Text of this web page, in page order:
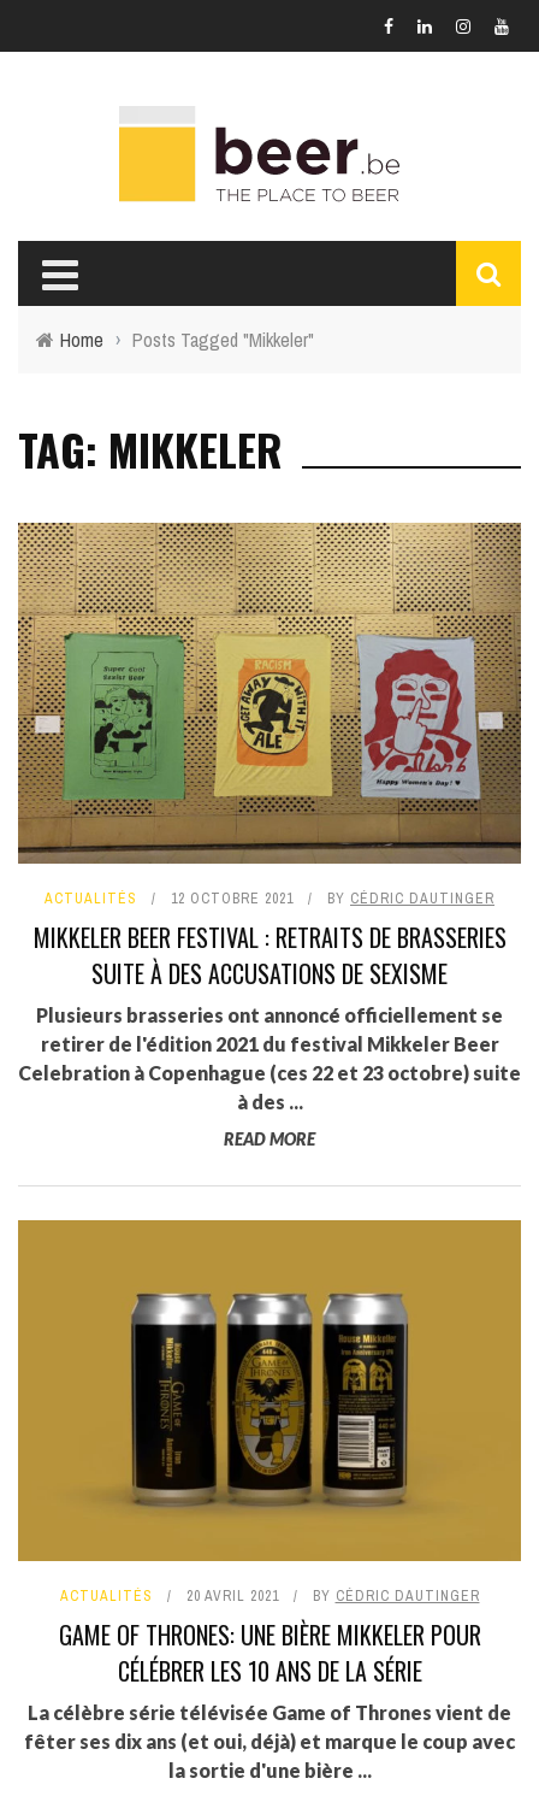
Home › Posts Tagged "Mikkeler"
TAG: MIKKELER
ACTUALITÉS 12 OCTOBRE 2021 BY CÉDRIC DAUTINGER
MIKKELER BEER FESTIVAL : RETRAITS DE BRASSERIES
SUITE À DES ACCUSATIONS DE SEXISME
Plusieurs brasseries ont annoncé officiellement se
retirer de l'édition 2021 du festival Mikkeler Beer
Celebration à Copenhague (ces 22 et 23 octobre) suite
à des ...
READ MORE
ACTUALITÉS 20 AVRIL 2021 BY CÉDRIC DAUTINGER
GAME OF THRONES: UNE BIÈRE MIKKELER POUR
CÉLÉBRER LES 10 ANS DE LA SÉRIE
La célèbre série télévisée Game of Thrones vient de
fêter ses dix ans (et oui, déjà) et marque le coup avec
la sortie d'une bière ...